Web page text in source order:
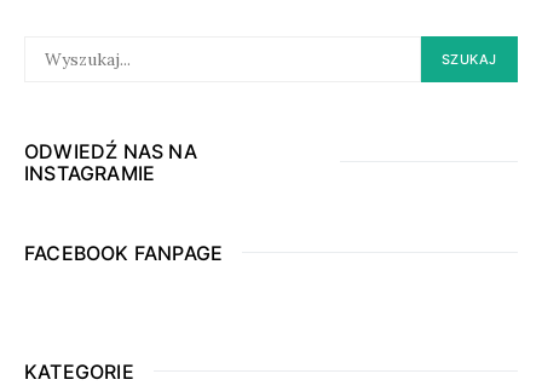
FOR:
SZUKAJ
ODWIEDŹ NAS NA
INSTAGRAMIE
FACEBOOK FANPAGE
KATEGORIE